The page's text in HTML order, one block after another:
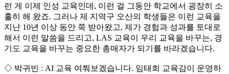
런 게 이제 인성 교육인데, 이런 걸 그동안 학교에서 굉장히 소
홀히 해 왔죠. 그러나 제 지역구 오산의 학생들은 이런 교육을
지난 10년 이상 동안 쭉 받아왔고, 제가 경험과 성과를 토대로
해서 이런 말씀을 드리고, LAS 교육이 우리 교육을 바꾸는, 경
기도 교육을 바꾸는 중요한 총매자가 되기를 바라겠습니다.
◇ 박귀빈 : AI 교육 여쭤보겠습니다. 임태희 교육감이 운영하